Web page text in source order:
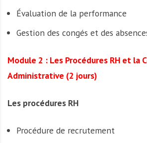
Évaluation de la performance
Gestion des congés et des
Module 2 : Les Procédures RH et la
Administrative (2 jours)
Les procédures RH
Procédure de recrutement